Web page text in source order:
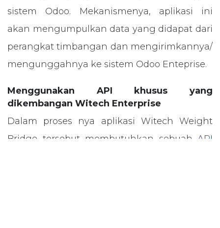
sistem Odoo. Mekanismenya, aplikasi ini
akan mengumpulkan data yang didapat dari
perangkat timbangan dan mengirimkannya/
mengunggahnya ke sistem Odoo Enteprise.
Menggunakan API khusus yang
dikembangan Witech Enterprise
Dalam proses nya aplikasi Witech Weight
Bridge tersebut membutuhkan sebuah
API